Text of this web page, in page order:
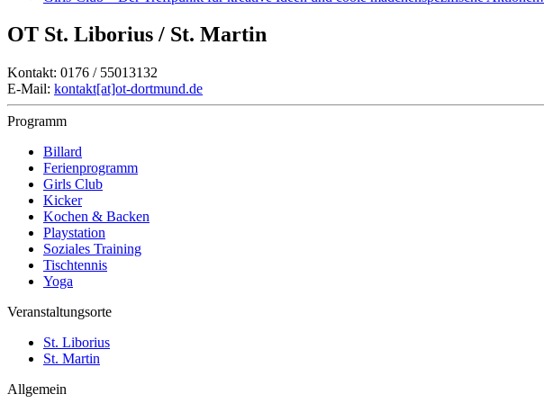
OT St. Liborius / St. Martin
Kontakt: 0176 / 55013132
E-Mail: kontakt[at]ot-dortmund.de
Programm
Billard
Ferienprogramm
Girls Club
Kicker
Kochen & Backen
Playstation
Soziales Training
Tischtennis
Yoga
Veranstaltungsorte
St. Liborius
St. Martin
Allgemein